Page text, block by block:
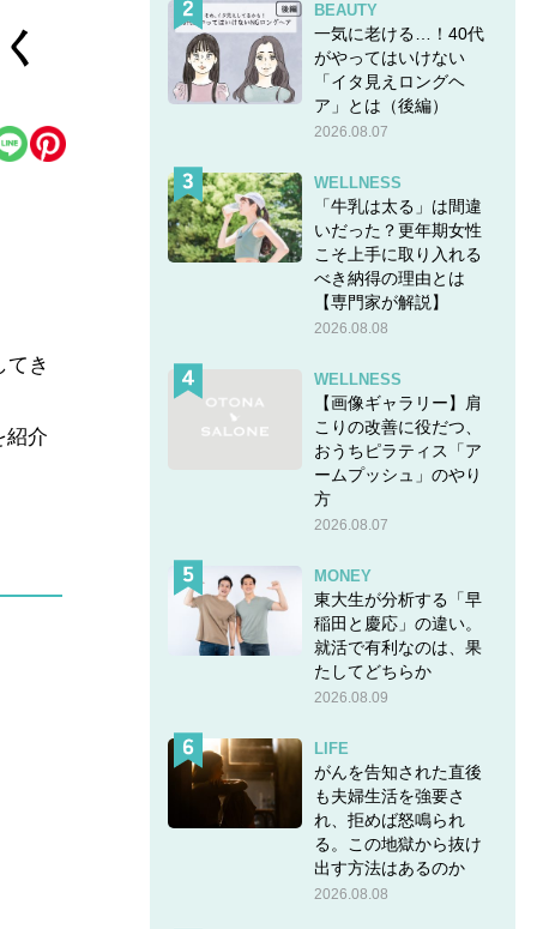
てき
紹介
BEAUTY
一気に老ける…！40代
がやってはいけない
「イタ見えロングヘ
ア」とは（後編）
2026.08.07
WELLNESS
「牛乳は太る」は間違
いだった？更年期女性
こそ上手に取り入れる
べき納得の理由とは
【専門家が解説】
2026.08.08
WELLNESS
【画像ギャラリー】肩
こりの改善に役だつ、
おうちピラティス「ア
ームプッシュ」のやり
方
2026.08.07
MONEY
東大生が分析する「早
稲田と慶応」の違い。
就活で有利なのは、果
たしてどちらか
2026.08.09
LIFE
がんを告知された直後
も夫婦生活を強要さ
れ、拒めば怒鳴られ
る。この地獄から抜け
出す方法はあるのか
2026.08.08